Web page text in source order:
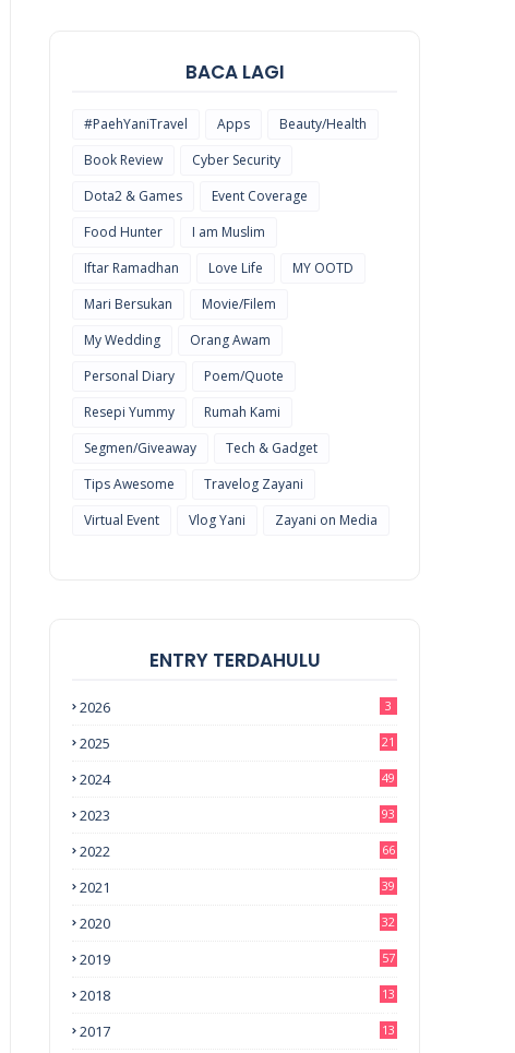
BACA LAGI
#PaehYaniTravel Apps
Beauty/Health
Book Review
Cyber Security
Dota2 & Games
Event Coverage
Food Hunter
I am Muslim
Iftar Ramadhan
Love Life
MY OOTD
Mari Bersukan
Movie/Filem
My Wedding
Orang Awam
Personal Diary
Poem/Quote
Resepi Yummy
Rumah Kami
Segmen/Giveaway
Tech & Gadget
Tips Awesome
Travelog Zayani
Virtual Event
Vlog Yani Zayani on Media
ENTRY TERDAHULU
2026 3
2025 21
2024 49
2023 93
2022 66
2021 39
2020 32
2019 57
2018
13
2017
13